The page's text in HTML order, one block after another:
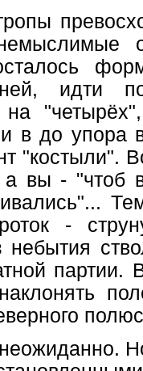
идти
на
в до упора
"костыли".
а вы - "чтоб
-
партии.